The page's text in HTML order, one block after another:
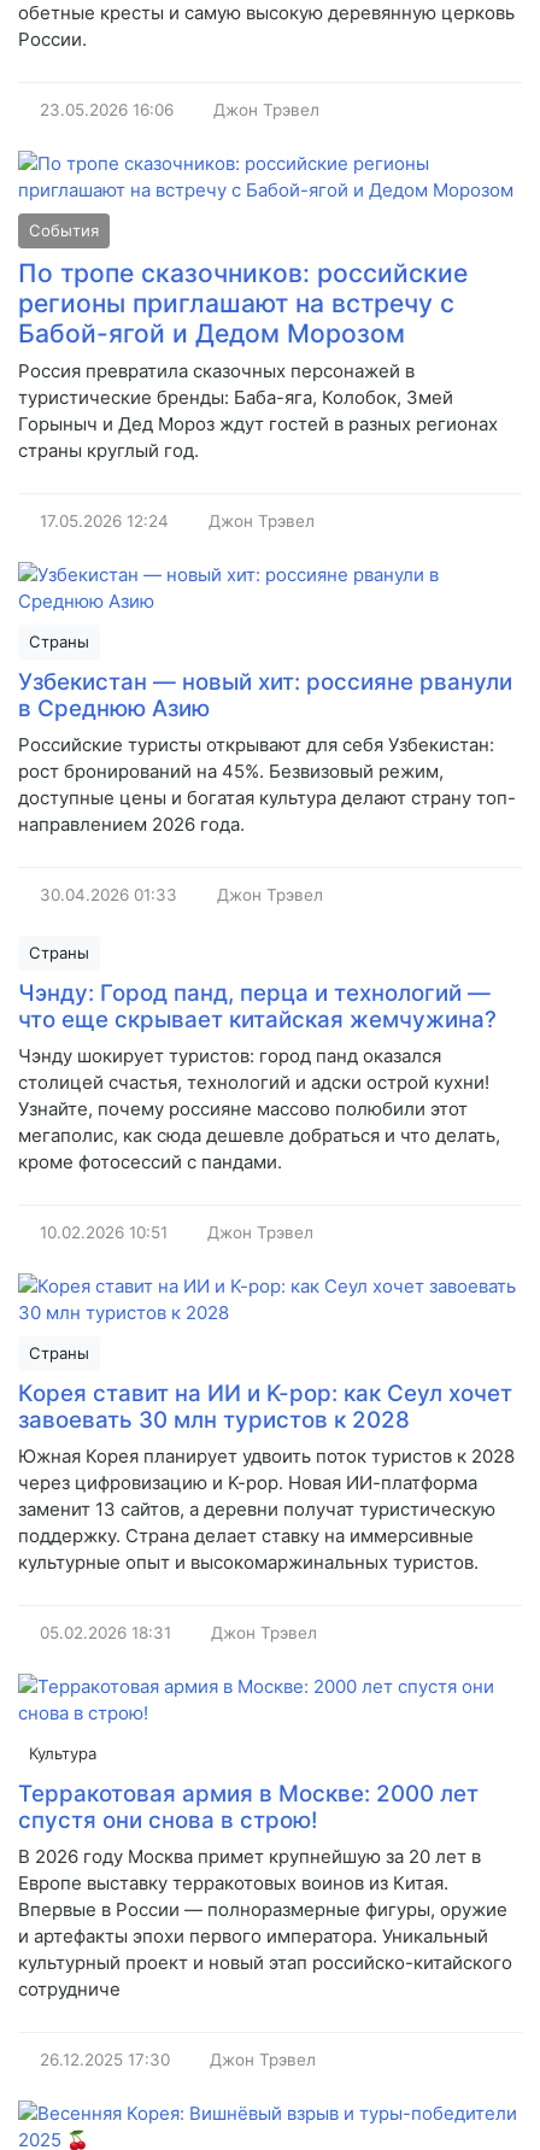
обетные кресты и самую высокую деревянную церковь
России.
23.05.2026 16:06 Джон Трэвел
События
По тропе сказочников: российские
регионы приглашают на встречу с
Бабой-ягой и Дедом Морозом
Россия превратила сказочных персонажей в
туристические бренды: Баба-яга, Колобок, Змей
Горыныч и Дед Мороз ждут гостей в разных регионах
страны круглый год.
17.05.2026 12:24 Джон Трэвел
Страны
Узбекистан — новый хит: россияне рванули
в Среднюю Азию
Российские туристы открывают для себя Узбекистан:
рост бронирований на 45%. Безвизовый режим,
доступные цены и богатая культура делают страну топ-
направлением 2026 года.
30.04.2026 01:33 Джон Трэвел
Страны
Чэнду: Город панд, перца и технологий —
что еще скрывает китайская жемчужина?
Чэнду шокирует туристов: город панд оказался
столицей счастья, технологий и адски острой кухни!
Узнайте, почему россияне массово полюбили этот
мегаполис, как сюда дешевле добраться и что делать,
кроме фотосессий с пандами.
10.02.2026 10:51 Джон Трэвел
Страны
Корея ставит на ИИ и K-pop: как Сеул хочет
завоевать 30 млн туристов к 2028
Южная Корея планирует удвоить поток туристов к 2028
через цифровизацию и K-pop. Новая ИИ-платформа
заменит 13 сайтов, а деревни получат туристическую
поддержку. Страна делает ставку на иммерсивные
культурные опыт и высокомаржинальных туристов.
05.02.2026 18:31 Джон Трэвел
Культура
Терракотовая армия в Москве: 2000 лет
спустя они снова в строю!
В 2026 году Москва примет крупнейшую за 20 лет в
Европе выставку терракотовых воинов из Китая.
Впервые в России — полноразмерные фигуры, оружие
и артефакты эпохи первого императора. Уникальный
культурный проект и новый этап российско-китайского
сотрудниче
26.12.2025 17:30 Джон Трэвел